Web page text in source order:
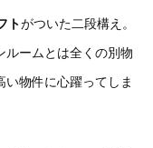
トがついた二段構え。
ルームとは全くの別物
物件に心躍ってしま